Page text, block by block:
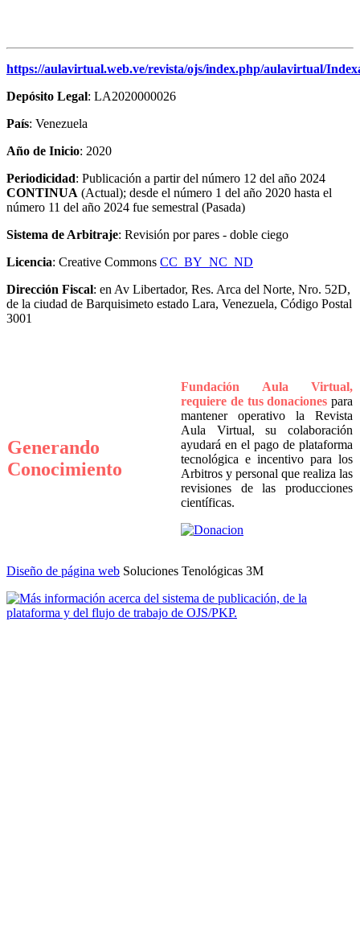
https://aulavirtual.web.ve/revista/ojs/index.php/aulavirtual/
Depósito Legal: LA2020000026
País: Venezuela
Año de Inicio: 2020
Periodicidad: Publicación a partir del número 12 del año 2024
CONTINUA (Actual); desde el número 1 del año 2020 hasta el
número 11 del año 2024 fue semestral (Pasada)
Sistema de Arbitraje: Revisión por pares - doble ciego
Licencia: Creative Commons CC BY NC ND
Dirección Fiscal: en Av Libertador, Res. Arca del Norte, Nro. 52D,
de la ciudad de Barquisimeto estado Lara, Venezuela, Código Postal
3001
Generando
Conocimiento
Fundación Aula Virtual,
requiere de tus donaciones para
mantener operativo la Revista
Aula Virtual, su colaboración
ayudará en el pago de plataforma
tecnológica e incentivo para los
Arbitros y personal que realiza las
revisiones de las producciones
científicas.
Diseño de página web Soluciones Tenológicas 3M